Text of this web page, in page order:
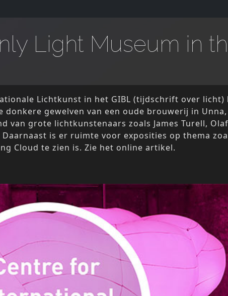
Light Museum in
Lichtkunst in het GIBL (tijdschrift over licht)
gewelven van een oude brouwerij in Unna,
van grote lichtkunstenaars zoals James Turell,
Daarnaast is er ruimte voor exposities op thema
Cloud te zien is. Zie het online artikel.